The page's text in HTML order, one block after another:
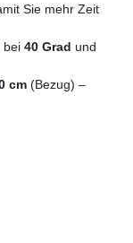
Sie mehr Zeit
bei40 Grad und
cm (Bezug) –